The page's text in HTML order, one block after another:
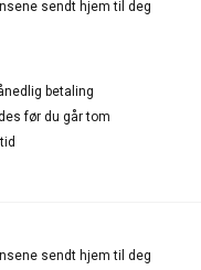
sendt hjem til deg
betaling
før du går tom
sendt hjem til deg